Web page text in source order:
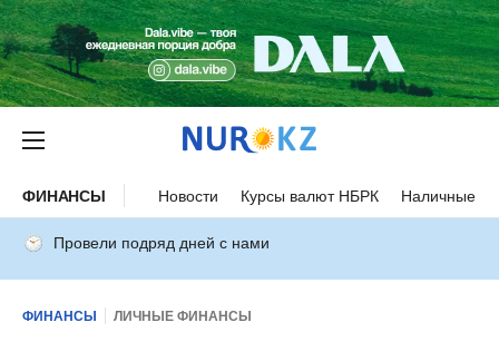
ФИНАНСЫ Новости Курсы валют НБРК Наличные
Провели подряд дней с нами
ФИНАНСЫ ЛИЧНЫЕ ФИНАНСЫ